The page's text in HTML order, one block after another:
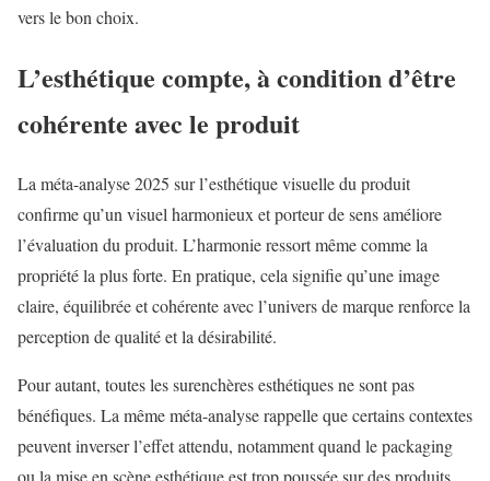
vers le bon choix.
L’esthétique compte, à condition d’être
cohérente avec le produit
La méta-analyse 2025 sur l’esthétique visuelle du produit
confirme qu’un visuel harmonieux et porteur de sens améliore
l’évaluation du produit. L’harmonie ressort même comme la
propriété la plus forte. En pratique, cela signifie qu’une image
claire, équilibrée et cohérente avec l’univers de marque renforce la
perception de qualité et la désirabilité.
Pour autant, toutes les surenchères esthétiques ne sont pas
bénéfiques. La même méta-analyse rappelle que certains contextes
peuvent inverser l’effet attendu, notamment quand le packaging
ou la mise en scène esthétique est trop poussée sur des produits